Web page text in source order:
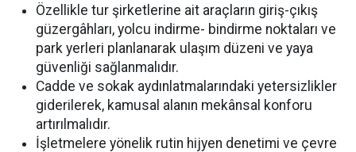
Özellikle tur şirketlerine ait araçların giriş-çıkış
güzergâhları, yolcu indirme- bindirme noktaları ve
park yerleri planlanarak ulaşım düzeni ve yaya
güvenliği sağlanmalıdır.
Cadde ve sokak aydınlatmalarındaki yetersizlikler
giderilerek, kamusal alanın mekânsal konforu
artırılmalıdır.
İşletmelere yönelik rutin hijyen denetimi ve çevre